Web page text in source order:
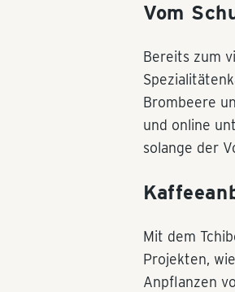
Vom
Bereits zum
Brombeere
und online
solange der
Mit dem
Projekten,
Anpflanzen